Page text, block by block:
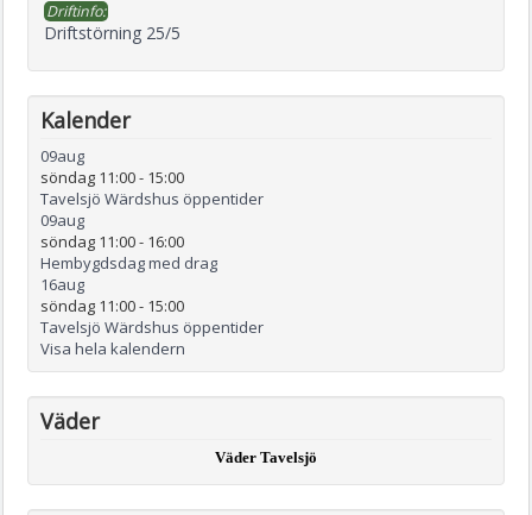
Driftinfo:
Driftstörning 25/5
Kalender
09aug
söndag 11:00- 15:00
Tavelsjö Wärdshus öppentider
09aug
söndag 11:00- 16:00
Hembygdsdag med drag
16aug
söndag 11:00- 15:00
Tavelsjö Wärdshus öppentider
Visa hela kalendern
Väder
Väder Tavelsjö